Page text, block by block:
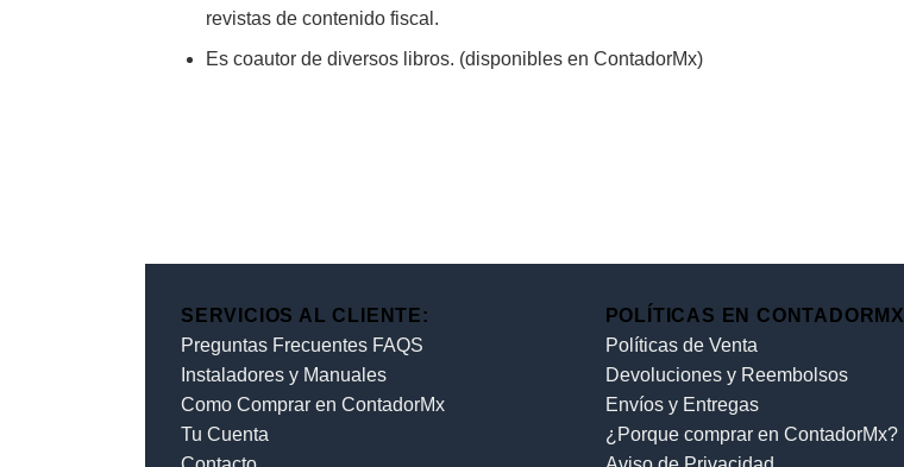
revistas de contenido fiscal.
Es coautor de diversos libros. (disponibles en ContadorMx)
SERVICIOS AL CLIENTE:
Preguntas Frecuentes FAQS
Instaladores y Manuales
Como Comprar en ContadorMx
Tu Cuenta
POLÍTICAS EN CONTADORMX
Políticas de Venta
Devoluciones y Reembolsos
Envíos y Entregas
¿Porque comprar en ContadorMx?